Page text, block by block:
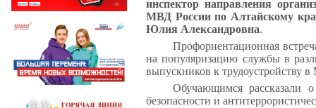
инспектор направления
МВД России по Алтайскому
Юлия Александровна.
Профориентационная
на популяризацию службы в
выпускников к трудоустройству
Обучающимся рассказали
безопасности и